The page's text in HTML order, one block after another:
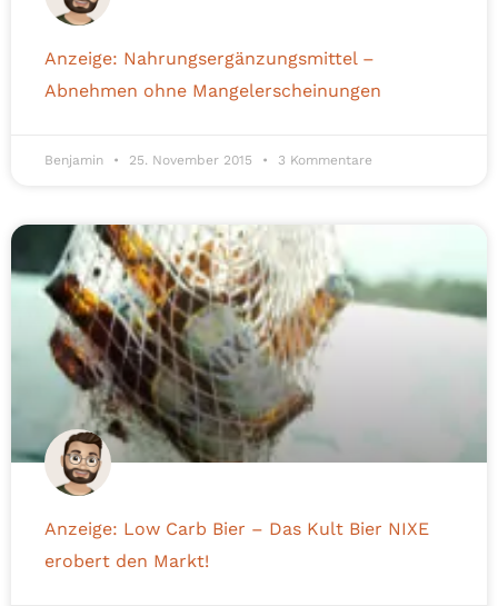
Anzeige: Nahrungsergänzungsmittel –
Abnehmen ohne Mangelerscheinungen
Benjamin 25. November 2015 3 Kommentare
Anzeige: Low Carb Bier – Das Kult Bier NIXE
erobert den Markt!